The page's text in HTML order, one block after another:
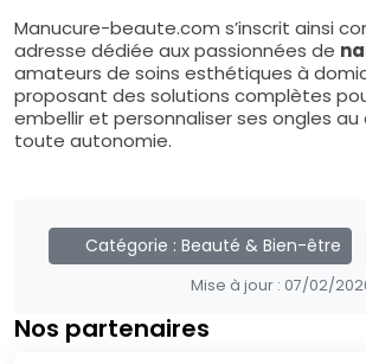
Manucure-beaute.com s’inscrit ainsi
adresse dédiée aux passionnées de
amateurs de soins esthétiques à
proposant des solutions complètes
embellir et personnaliser ses ongles au
toute autonomie.
Catégorie : Beauté & Bien-être
Mise à jour : 07/02/
Nos partenaires